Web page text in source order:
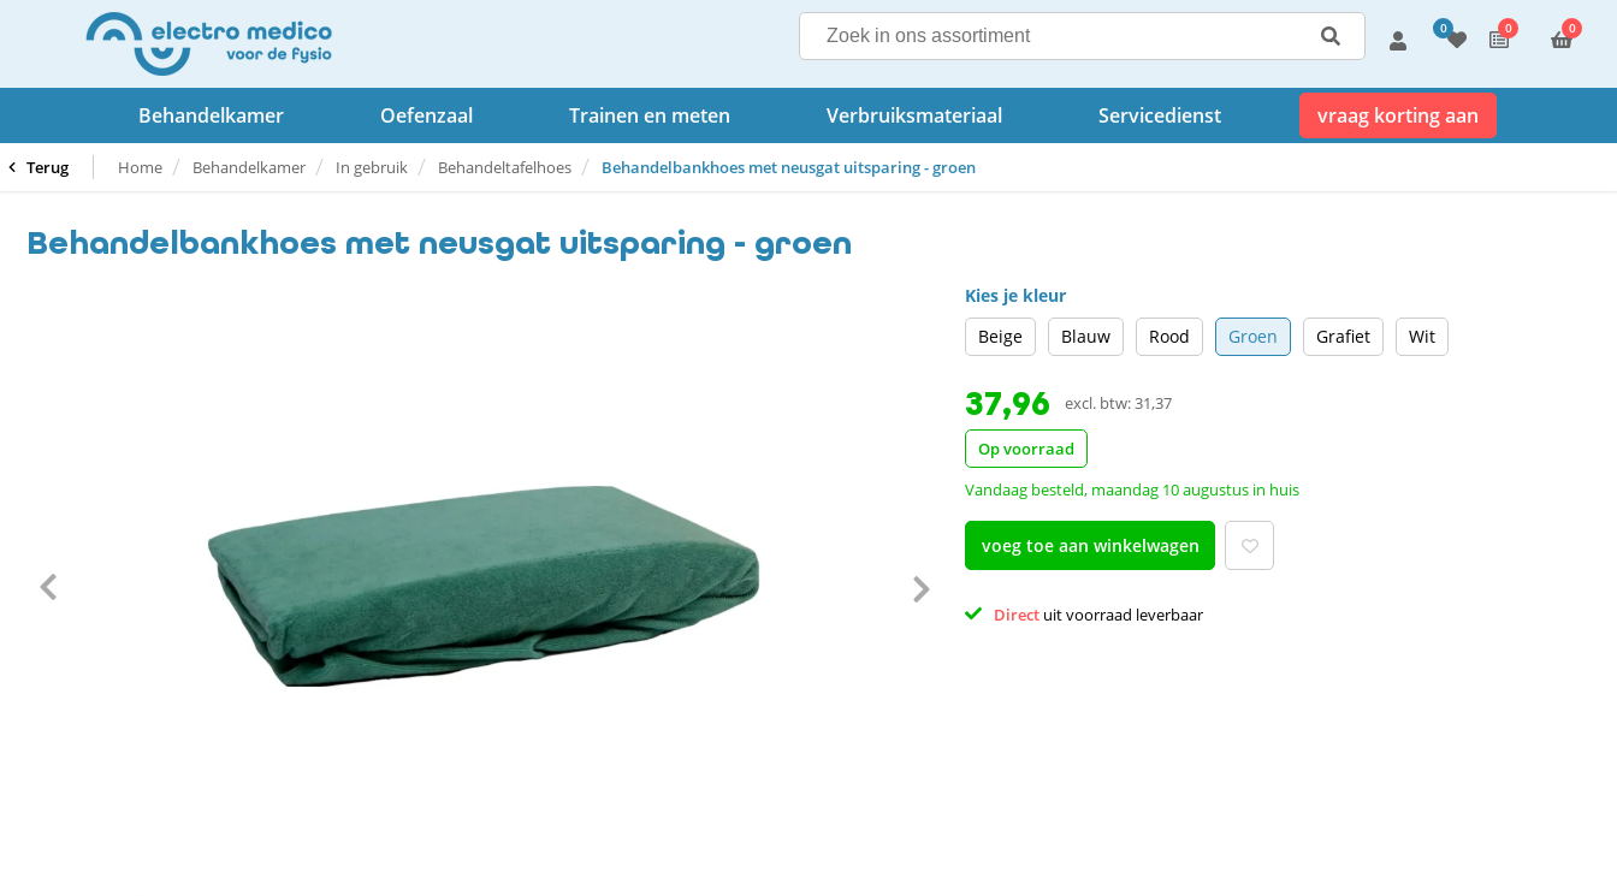
0 0 0
Behandelkamer Oefenzaal Trainen en meten Verbruiksmateriaal Servicedienst vraag korting aan
Terug Home Behandelkamer In gebruik Behandeltafelhoes Behandelbankhoes met neusgat uitsparing - groen
Behandelbankhoes met neusgat uitsparing - groen
Kies je kleur
Beige
Blauw Rood Groen Grafiet Wit
37,96 excl. btw: 31,37
Op voorraad
Vandaag besteld, maandag 10 augustus in huis
voeg toe aan winkelwagen
Direct uit voorraad leverbaar